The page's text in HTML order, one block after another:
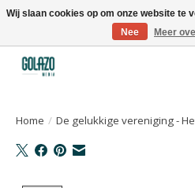
Kennispartner in sport, bewegen en
Home / De gelukkige vereniging -
Wij slaan cookies op om onze website te
Nee
Meer